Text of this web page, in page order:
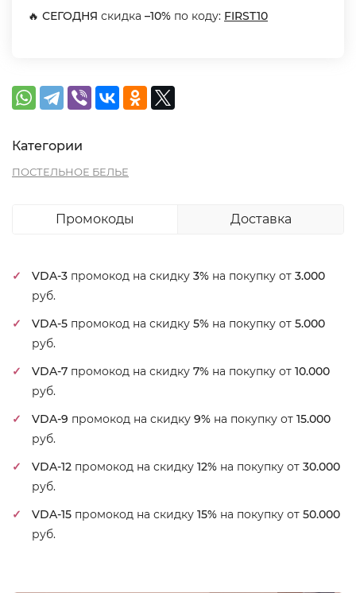
🔥 СЕГОДНЯ скидка –10% по коду: FIRST10
Категории
ПОСТЕЛЬНОЕ БЕЛЬЕ
Промокоды Доставка
VDA-3 промокод на скидку 3% на покупку от 3.000
руб.
VDA-5 промокод на скидку 5% на покупку от 5.000
руб.
VDA-7 промокод на скидку 7% на покупку от 10.000
руб.
VDA-9 промокод на скидку 9% на покупку от 15.000
руб.
VDA-12 промокод на скидку 12% на покупку от 30.000
руб.
VDA-15 промокод на скидку 15% на покупку от 50.000
руб.